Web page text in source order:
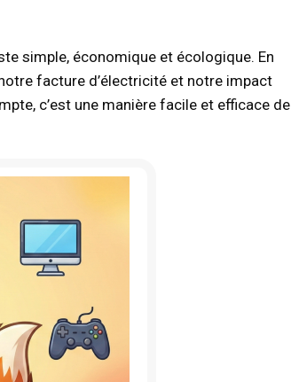
simple, économique et écologique. En
facture d’électricité et notre impact
c’est une manière facile et efficace de